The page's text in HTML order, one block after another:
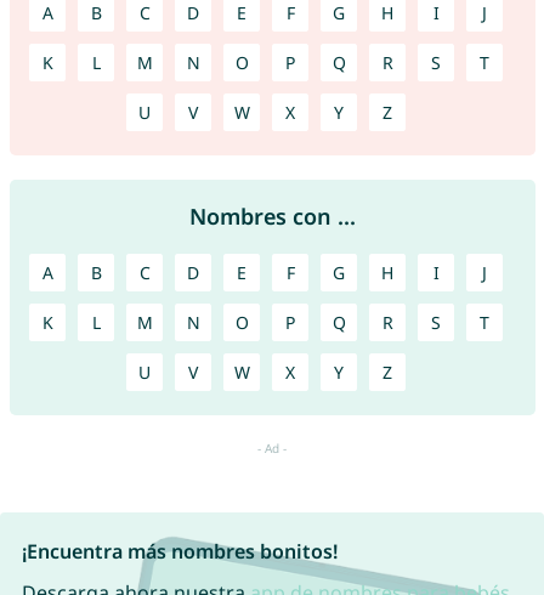
A B C D E F G H I J
K L M N O P Q R S T
U V W X Y Z
Nombres con ...
A B C D E F G H I J
K L M N O P Q R S T
U V W X Y Z
¡Encuentra más nombres bonitos!